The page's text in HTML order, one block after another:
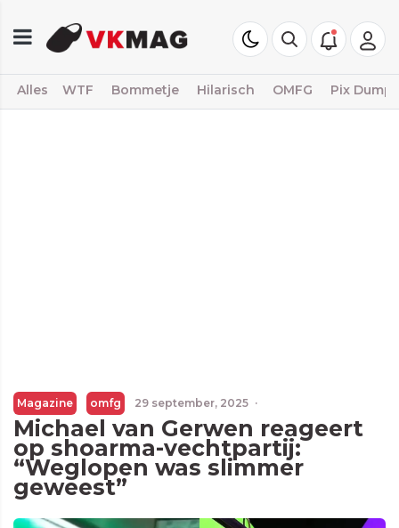
Alles WTF Bommetje Hilarisch OMFG Pix Dump
Magazine omfg 29 september, 2025 ·
Michael van Gerwen reageert
op shoarma-vechtpartij:
“Weglopen was slimmer
geweest”